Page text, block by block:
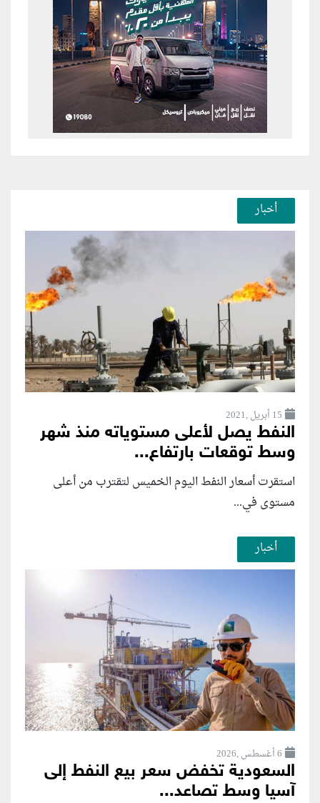
أخبار
15 أبريل ,2021
النفط يصل لأعلى مستوياته منذ شهر
وسط توقعات بارتفاع...
استقرت أسعار النفط اليوم الخميس لتقترب من أعلى
مستوى في...
أخبار
6 أغسطس ,2026
السعودية تخفض سعر بيع النفط إلى
آسيا وسط تصاعد...